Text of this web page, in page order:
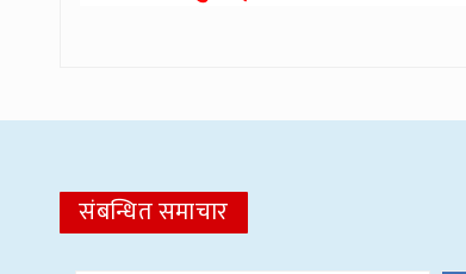
संबन्धित समाचार